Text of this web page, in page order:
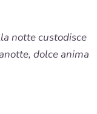
notte custodisce
dolce anima